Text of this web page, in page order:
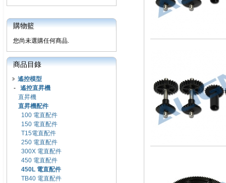
購物籃
您尚未選購任何商品.
商品目錄
遙控模型
- 遙控直昇機
直昇機
直昇機配件
100 電直配件
150 電直配件
T15電直配件
250 電直配件
300X 電直配件
450 電直配件
450L 電直配件
TB40 電直配件